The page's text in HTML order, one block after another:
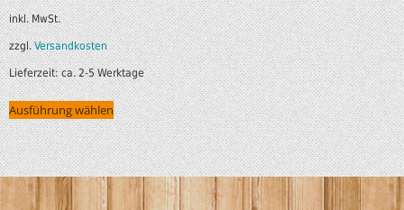
inkl. MwSt.
zzgl.Versandkosten
Lieferzeit:ca. 2-5 Werktage
Ausführung wählen